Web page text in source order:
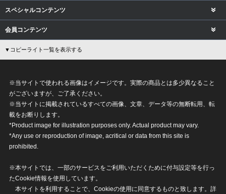
スペシャルコンテンツ
会員コンテンツ
▼コピーライト一覧を表示する
※当サイトで使われる画像はイメージです。実際の商品とは多少異なること
がございますが、ご了承ください。
※当サイトに掲載されているすべての画像、文章、データ等の無断転用、転
載をお断りします。
*Product image for illustration purposes only. Actual product may vary.
*Any use or reproduction of image, acritical or data from this site is
prohibited.
※本サイトでは、一部のサービスをご利用いただくために付与設定等を行っ
たCookie情報を使用しています。
本サイトを利用することで、Cookieの使用に同意するものと致します。詳